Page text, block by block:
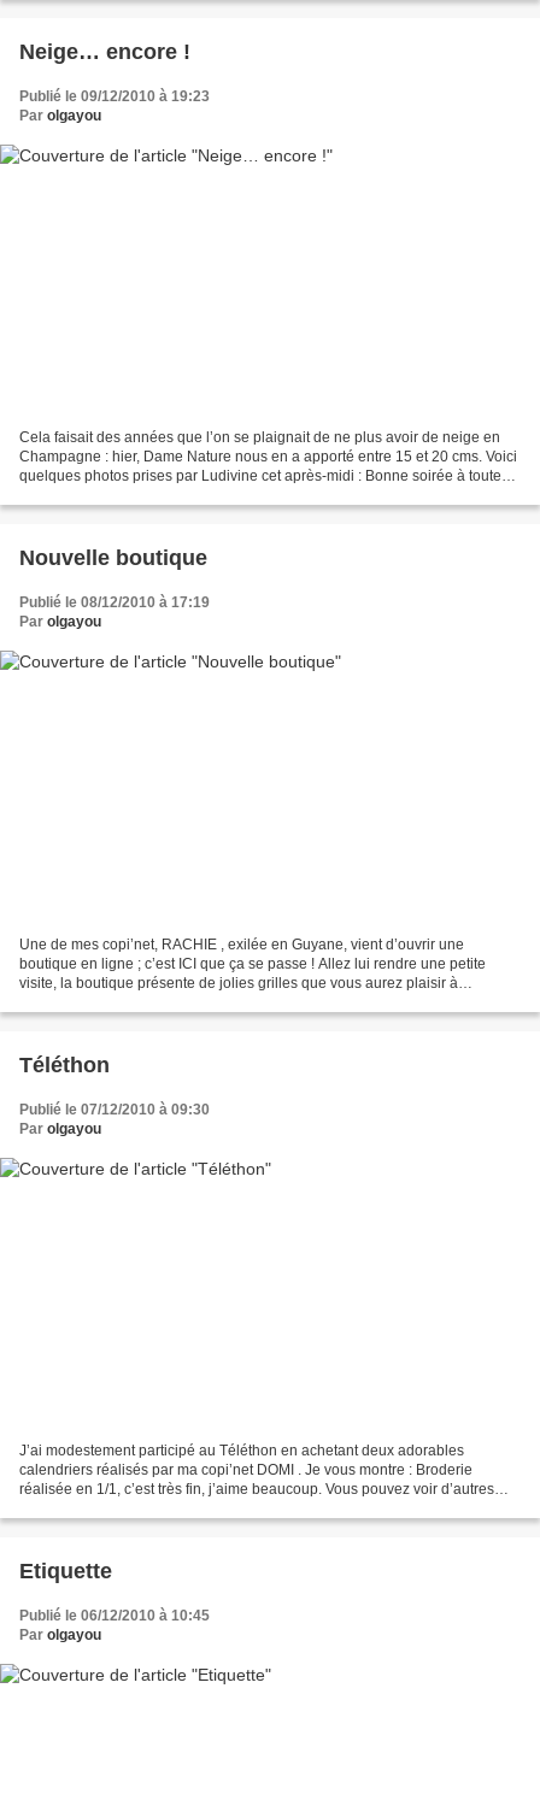
Neige… encore !
Publié le 09/12/2010 à 19:23
Par olgayou
Cela faisait des années que l’on se plaignait de ne plus avoir de neige en
Champagne : hier, Dame Nature nous en a apporté entre 15 et 20 cms. Voici
quelques photos prises par Ludivine cet après-midi : Bonne soirée à toutes
Nouvelle boutique
Publié le 08/12/2010 à 17:19
Par olgayou
Une de mes copi’net, RACHIE , exilée en Guyane, vient d’ouvrir une
boutique en ligne ; c’est ICI que ça se passe ! Allez lui rendre une petite
visite, la boutique présente de jolies grilles que vous aurez plaisir à
Téléthon
Publié le 07/12/2010 à 09:30
Par olgayou
J’ai modestement participé au Téléthon en achetant deux adorables
calendriers réalisés par ma copi’net DOMI . Je vous montre : Broderie
réalisée en 1/1, c’est très fin, j’aime beaucoup. Vous pouvez voir d’autres
Etiquette
Publié le 06/12/2010 à 10:45
Par olgayou